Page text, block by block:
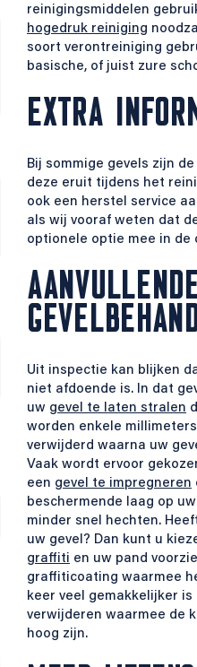
reinigingsmiddelen
hogedruk reiniging
soort verontreiniging
basische, of juist zure
EXTRA
Bij sommige gevels zijn
deze eruit tijdens het
ook een herstel service
als wij vooraf weten dat
optionele optie mee in de
Uit inspectie kan blijken
niet afdoende is. In dat
uw gevel te laten stralen
worden enkele
verwijderd waarna uw
Vaak wordt ervoor
een gevel te impregneren
beschermende laag op
minder snel hechten.
uw gevel? Dan kunt u
graffiti en uw pand
graffiticoating waarmee
keer veel gemakkelijker
verwijderen waarmee de
hoog zijn.